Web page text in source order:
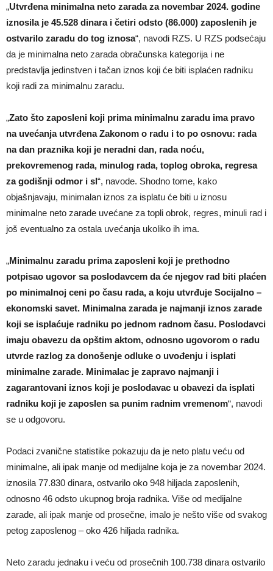
„Utvrđena minimalna neto zarada za novembar 2024. godine
iznosila je 45.528 dinara i četiri odsto (86.000) zaposlenih je
ostvarilo zaradu do tog iznosa“, navodi RZS. U RZS podsećaju
da je minimalna neto zarada obračunska kategorija i ne
predstavlja jedinstven i tačan iznos koji će biti isplaćen radniku
koji radi za minimalnu zaradu.
„Zato što zaposleni koji prima minimalnu zaradu ima pravo
na uvećanja utvrđena Zakonom o radu i to po osnovu: rada
na dan praznika koji je neradni dan, rada noću,
prekovremenog rada, minulog rada, toplog obroka, regresa
za godišnji odmor i sl“, navode. Shodno tome, kako
objašnjavaju, minimalan iznos za isplatu će biti u iznosu
minimalne neto zarade uvećane za topli obrok, regres, minuli rad i
još eventualno za ostala uvećanja ukoliko ih ima.
„Minimalnu zaradu prima zaposleni koji je prethodno
potpisao ugovor sa poslodavcem da će njegov rad biti plaćen
po minimalnoj ceni po času rada, a koju utvrđuje Socijalno –
ekonomski savet. Minimalna zarada je najmanji iznos zarade
koji se isplaćuje radniku po jednom radnom času. Poslodavci
imaju obavezu da opštim aktom, odnosno ugovorom o radu
utvrde razlog za donošenje odluke o uvođenju i isplati
minimalne zarade. Minimalac je zapravo najmanji i
zagarantovani iznos koji je poslodavac u obavezi da isplati
radniku koji je zaposlen sa punim radnim vremenom“, navodi
se u odgovoru.
Podaci zvanične statistike pokazuju da je neto platu veću od
minimalne, ali ipak manje od medijalne koja je za novembar 2024.
iznosila 77.830 dinara, ostvarilo oko 948 hiljada zaposlenih,
odnosno 46 odsto ukupnog broja radnika. Više od medijalne
zarade, ali ipak manje od prosečne, imalo je nešto više od svakog
petog zaposlenog – oko 426 hiljada radnika.
Neto zaradu jednaku i veću od prosečnih 100.738 dinara ostvarilo